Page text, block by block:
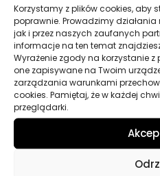
Korzystamy z plików cookies, aby
poprawnie. Prowadzimy działania
jak i przez naszych zaufanych
informacje na ten temat
Wyrażenie zgody na korzystanie
one zapisywane na Twoim
zarządzania warunkami
cookies. Pamiętaj, że w każdej
przeglądarki.
Przydatne linki
Oleje
Chemia
Akcesoria